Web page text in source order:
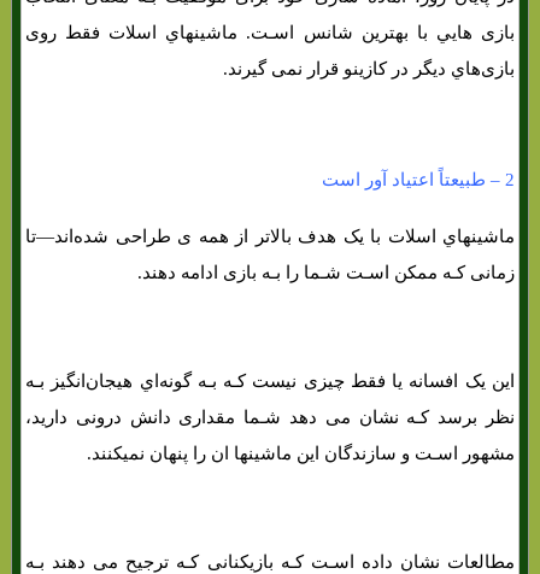
بازی هایي با بهترین شانس اسـت. ماشینهاي‌ اسلات فقط روی
بازی‌هاي‌ دیگر در کازینو قرار نمی گیرند.
2 – طبیعتاً اعتیاد آور است
ماشینهاي‌ اسلات با یک هدف بالاتر از همه ی طراحی شده‌اند—تا
زمانی کـه ممکن اسـت شـما را بـه بازی ادامه دهند.
این یک افسانه یا فقط چیزی نیست کـه بـه گونه‌اي هیجان‌انگیز بـه
نظر برسد کـه نشان می دهد شـما مقداری دانش درونی دارید،
مشهور اسـت و سازندگان این ماشینها ان را پنهان نمیکنند.
مطالعات نشان داده اسـت کـه بازیکنانی کـه ترجیح می دهند بـه